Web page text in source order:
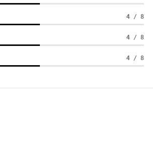
4 / 8
4 / 8
4 / 8